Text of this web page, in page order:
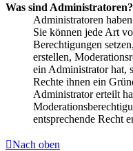
Was sind Administratoren?
Administratoren
Sie können jede Art
Berechtigungen
erstellen,
ein Administrator hat,
Rechte ihnen ein
Administrator erteilt
entsprechende Recht
Nach oben